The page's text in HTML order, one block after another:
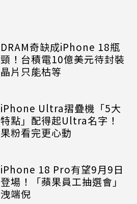
DRAM奇缺成iPhone 18瓶
頸！台積電10億美元待封裝
晶片只能枯等
iPhone Ultra摺疊機「5大
特點」配得起Ultra名字！
果粉看完更心動
iPhone 18 Pro有望9月9日
登場！「蘋果員工抽選會」
洩端倪